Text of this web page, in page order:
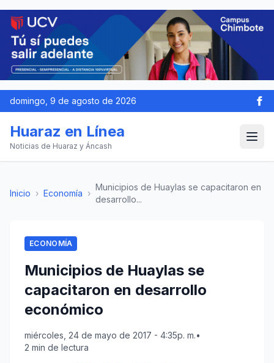
domingo, 9 de agosto de 2026
Huaraz en Línea
Noticias de Huaraz y Áncash
Inicio › Economía ›
Municipios de Huaylas se capacitaron en
desarrollo...
ECONOMÍA
Municipios de Huaylas se
capacitaron en desarrollo
económico
miércoles, 24 de mayo de 2017 - 4:35p. m.•
2 min de lectura